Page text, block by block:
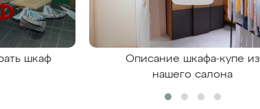
шкаф
Описание шкафа-купе из
нашего салона